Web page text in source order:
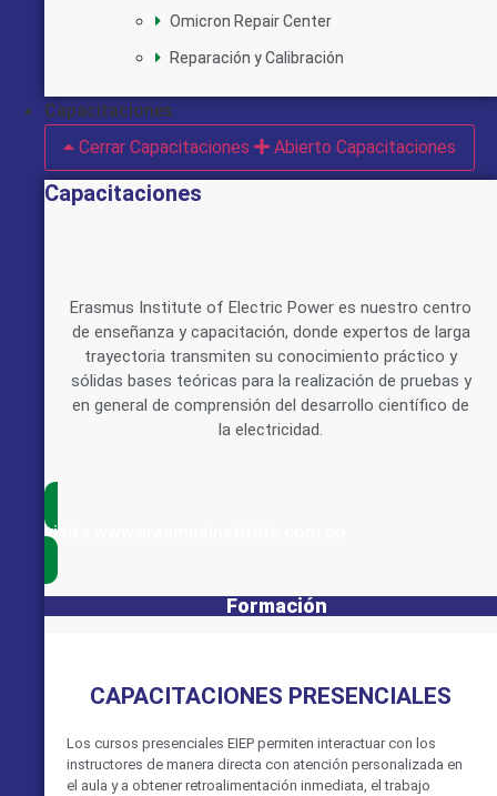
Omicron Repair Center
Reparación y Calibración
Capacitaciones
Cerrar Capacitaciones
Abierto Capacitaciones
Capacitaciones
Erasmus Institute of Electric Power es nuestro centro
de enseñanza y capacitación, donde expertos de larga
trayectoria transmiten su conocimiento práctico y
sólidas bases teóricas para la realización de pruebas y
en general de comprensión del desarrollo científico de
la electricidad.
visita www.erasmusinstitute.com.co
Formación
CAPACITACIONES PRESENCIALES
Los cursos presenciales EIEP permiten interactuar con los
instructores de manera directa con atención personalizada en
el aula y a obtener retroalimentación inmediata, el trabajo